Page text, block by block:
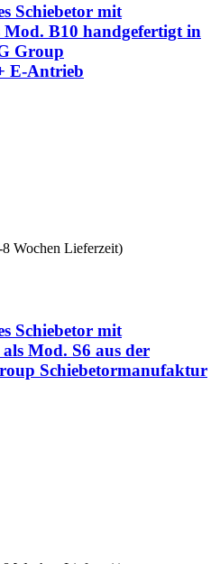
Schiebetor mit
Mod. B10 handgefertigt in
Group
E-Antrieb
Wochen Lieferzeit)
Schiebetor mit
Mod. S6 aus der
Schiebetormanufaktur